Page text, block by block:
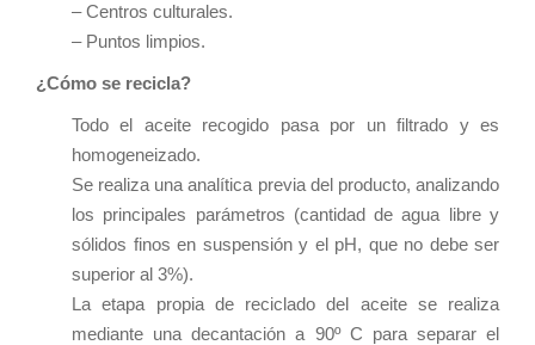
– Centros culturales.
– Puntos limpios.
¿Cómo se recicla?
Todo el aceite recogido pasa por un filtrado y es
homogeneizado.
Se realiza una analítica previa del producto, analizando
los principales parámetros (cantidad de agua libre y
sólidos finos en suspensión y el pH, que no debe ser
superior al 3%).
La etapa propia de reciclado del aceite se realiza
mediante una decantación a 90º C para separar el